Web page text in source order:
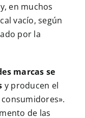
y, en muchos
vacío, según
por la
marcas se
y producen el
de las